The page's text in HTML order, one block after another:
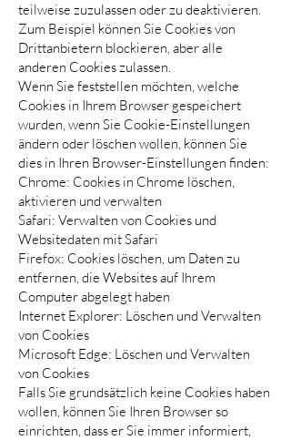
teilweise zuzulassen oder zu deaktivieren.
Zum Beispiel können Sie Cookies von
Drittanbietern blockieren, aber alle
anderen Cookies zulassen.
Wenn Sie feststellen möchten, welche
Cookies in Ihrem Browser gespeichert
wurden, wenn Sie Cookie-Einstellungen
ändern oder löschen wollen, können Sie
dies in Ihren Browser-Einstellungen finden:
Chrome: Cookies in Chrome löschen,
aktivieren und verwalten
Safari: Verwalten von Cookies und
Websitedaten mit Safari
Firefox: Cookies löschen, um Daten zu
entfernen, die Websites auf Ihrem
Computer abgelegt haben
Internet Explorer: Löschen und Verwalten
von Cookies
Microsoft Edge: Löschen und Verwalten
von Cookies
Falls Sie grundsätzlich keine Cookies haben
wollen, können Sie Ihren Browser so
einrichten, dass er Sie immer informiert,